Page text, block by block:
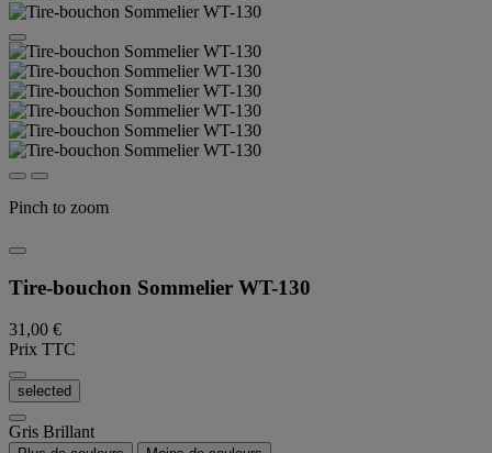
Pinch to zoom
Tire-bouchon Sommelier WT-130
31,00 €
Prix TTC
selected
Gris Brillant